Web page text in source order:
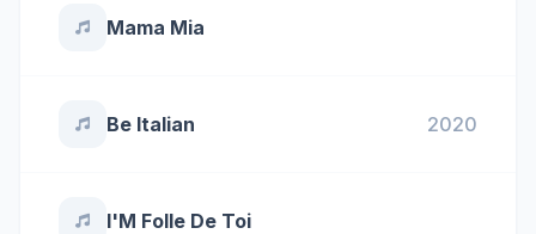
Mama Mia
Be Italian 2020
I'M Folle De Toi